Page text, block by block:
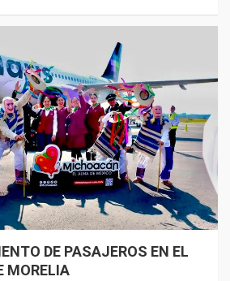
DE PASAJEROS EN EL
MORELIA